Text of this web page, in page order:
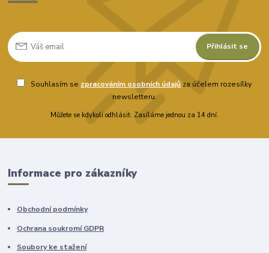
Přihlásit se
Souhlasím se zpracováním osobních údajů za účelem rozesílky
newsletteru.
Můžete se kdykoli odhlásit. Zasíláme jednou za 14 dní.
Informace pro zákazníky
Obchodní podmínky
Ochrana soukromí GDPR
Soubory ke stažení